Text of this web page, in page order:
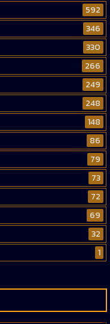
592
346
330
266
249
248
148
86
79
73
72
69
32
1